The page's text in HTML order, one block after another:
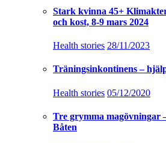
Stark kvinna 45+
och kost, 8-9 mars 2024
Health stories 28/11/2023
Träningsinkontinens –
Health stories 05/12/2020
Tre grymma magövningar
Båten